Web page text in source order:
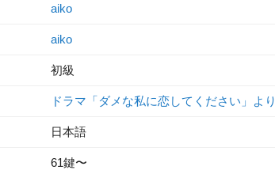
aiko
aiko
初級
ドラマ「ダメな私に恋してください」より
日本語
61鍵〜